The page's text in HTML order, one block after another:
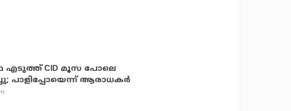
എടുത്ത് CID മൂസ പോലെ
പാളിപ്പോയെന്ന് ആരാധകർ